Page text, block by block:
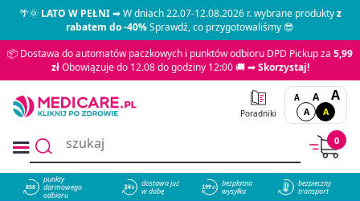
🌴🌞LATO W PEŁNI➡ W dniach 22.07-12.08.2026 r. wybrane produktyz
rabatem do -40%Sprawdź, co przygotowaliśmy 😎
📦 Dostawa do automatów paczkowych i punktów odbioru DPD Pickup za 5,99
złObowiązuje do 12.08 do godziny 12:00 🚚 ➡Skorzystaj!
Poradniki
A A A
A A
0
858
punkty
darmowego
odbioru
dostawa już
w dobę
bezpłatna
wysyłka
bezpieczny
transport